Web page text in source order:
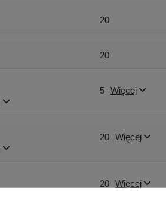
20
20
5 Więcej
20 Więcej
20 Więcej